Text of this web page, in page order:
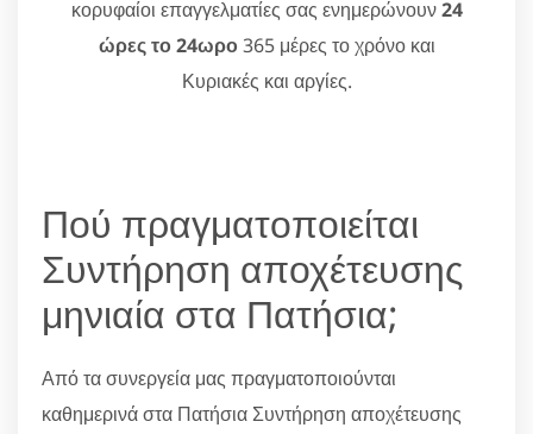
κορυφαίοι επαγγελματίες σας ενημερώνουν24
ώρες το 24ωρο365 μέρες το χρόνο και
Κυριακές και αργίες.
Πού πραγματοποιείται
Συντήρηση αποχέτευσης
μηνιαία στα Πατήσια;
Από τα συνεργεία μας πραγματοποιούνται
καθημερινά στα Πατήσια Συντήρηση αποχέτευσης